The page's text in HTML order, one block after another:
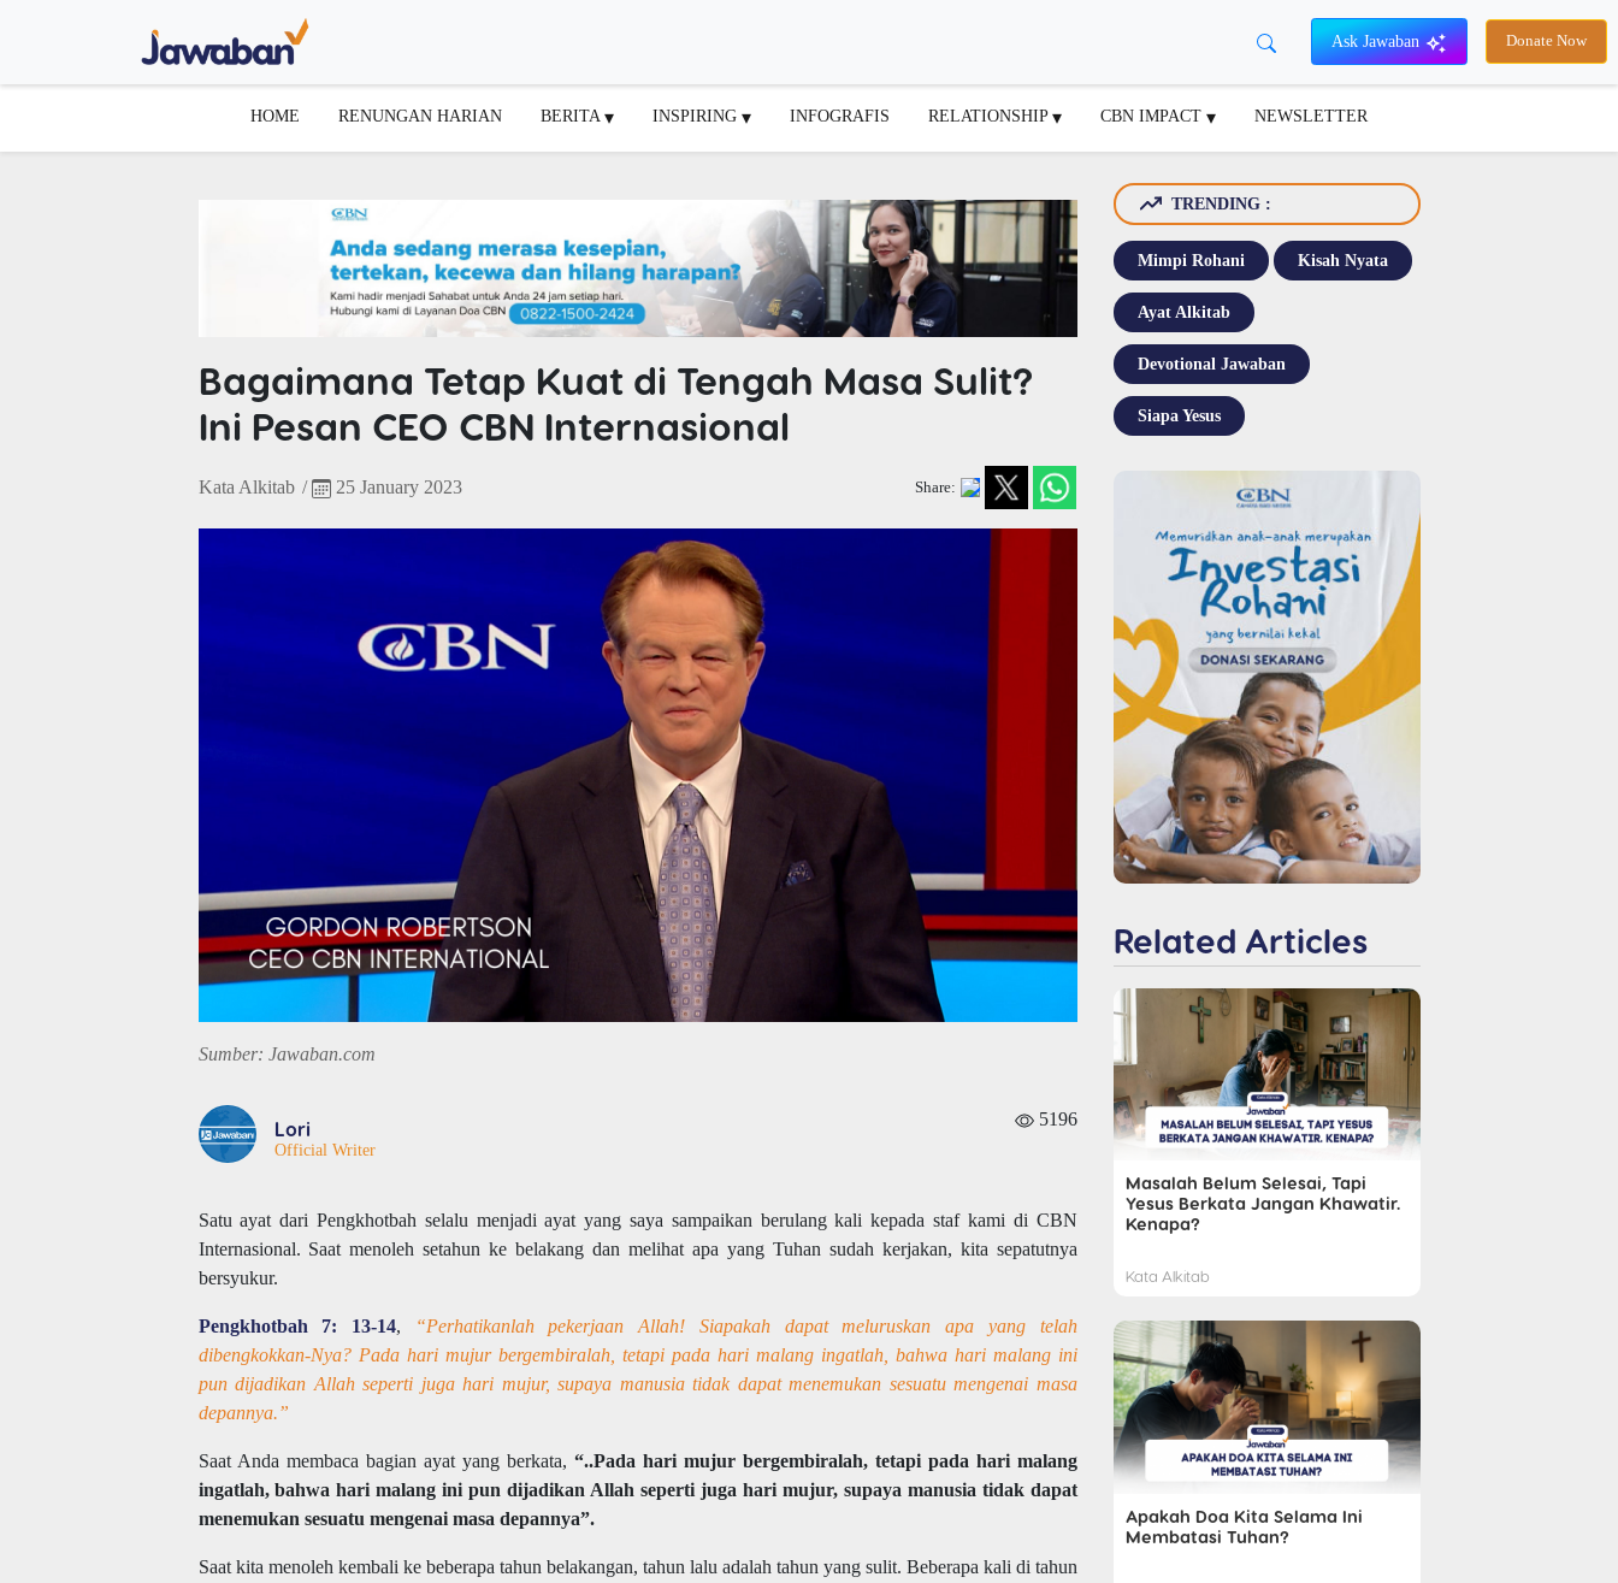
Ask Jawaban Donate Now
HOME RENUNGAN HARIAN BERITA INSPIRING INFOGRAFIS RELATIONSHIP CBN IMPACT NEWSLETTER
Bagaimana Tetap Kuat di Tengah Masa Sulit?
Ini Pesan CEO CBN Internasional
Kata Alkitab / 25 January 2023 Share:
Sumber: Jawaban.com
Lori
Official Writer
5196
Satu ayat dari Pengkhotbah selalu menjadi ayat yang saya sampaikan berulang kali kepada staf kami di CBN
Internasional. Saat menoleh setahun ke belakang dan melihat apa yang Tuhan sudah kerjakan, kita sepatutnya
bersyukur.
Pengkhotbah 7: 13-14,
“Perhatikanlah pekerjaan Allah! Siapakah dapat meluruskan apa yang telah
dibengkokkan-Nya? Pada hari mujur bergembiralah, tetapi pada hari malang ingatlah, bahwa hari malang ini
pun dijadikan Allah seperti juga hari mujur, supaya manusia tidak dapat menemukan sesuatu mengenai masa
depannya.”
Saat Anda membaca bagian ayat yang berkata, “..Pada hari mujur bergembiralah, tetapi pada hari malang
ingatlah, bahwa hari malang ini pun dijadikan Allah seperti juga hari mujur, supaya manusia tidak dapat
menemukan sesuatu mengenai masa depannya”.
Saat kita menoleh kembali ke beberapa tahun belakangan, tahun lalu adalah tahun yang sulit. Beberapa kali di tahun
TRENDING :
Mimpi Rohani Kisah Nyata
Ayat Alkitab
Devotional Jawaban
Siapa Yesus
Related Articles
Masalah Belum Selesai, Tapi
Yesus Berkata Jangan Khawatir.
Kenapa?
Kata Alkitab
Apakah Doa Kita Selama Ini
Membatasi Tuhan?